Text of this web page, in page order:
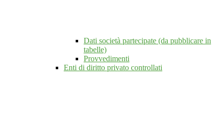
Dati società partecipate (da pubblicare in
tabelle)
Provvedimenti
Enti di diritto privato controllati